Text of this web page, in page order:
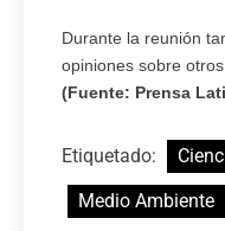
Durante la reunión
opiniones sobre
(Fuente: Prensa
Etiquetado:
Medio Ambiente